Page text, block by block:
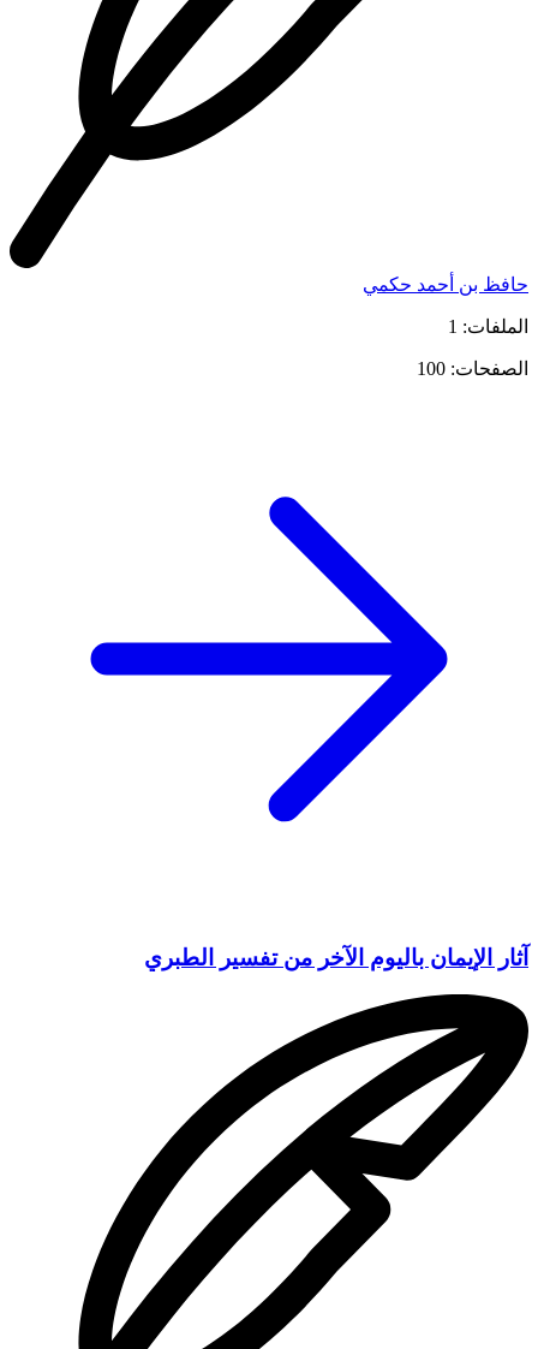
حافظ بن أحمد حكمي
الملفات: 1
الصفحات: 100
آثار الإيمان باليوم الآخر من تفسير الطبري